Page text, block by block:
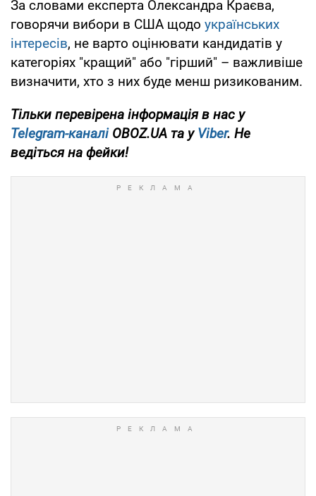
За словами експерта Олександра Краєва,
говорячи вибори в США щодо українських
інтересів, не варто оцінювати кандидатів у
категоріях "кращий" або "гірший" – важливіше
визначити, хто з них буде менш ризикованим.
Тільки перевірена інформація в нас у
Telegram-каналіOBOZ.UA та уViber. Не
ведіться на фейки!